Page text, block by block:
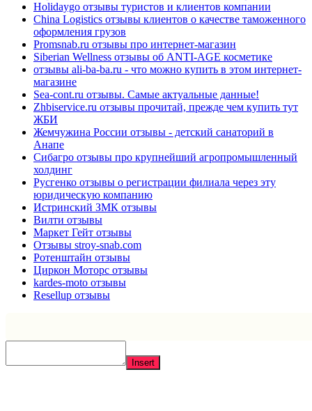
Holidaygo отзывы туристов и клиентов компании
China Logistics отзывы клиентов о качестве таможенного
оформления грузов
Promsnab.ru отзывы про интернет-магазин
Siberian Wellness отзывы об ANTI-AGE косметике
отзывы ali-ba-ba.ru - что можно купить в этом интернет-
магазине
Sea-cont.ru отзывы. Самые актуальные данные!
Zhbiservice.ru отзывы прочитай, прежде чем купить тут
ЖБИ
Жемчужина России отзывы - детский санаторий в
Анапе
Сибагро отзывы про крупнейший агропромышленный
холдинг
Русгенко отзывы о регистрации филиала через эту
юридическую компанию
Истринский ЗМК отзывы
Вилти отзывы
Маркет Гейт отзывы
Отзывы stroy-snab.com
Ротенштайн отзывы
Циркон Моторс отзывы
kardes-moto отзывы
Resellup отзывы
Insert